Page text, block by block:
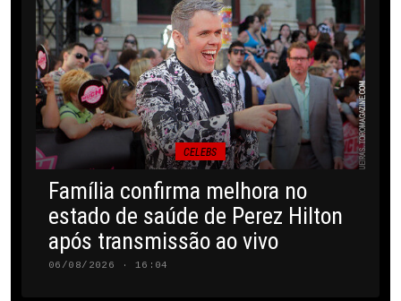
CELEBS
Família confirma melhora no
estado de saúde de Perez Hilton
após transmissão ao vivo
06/08/2026 · 16:04